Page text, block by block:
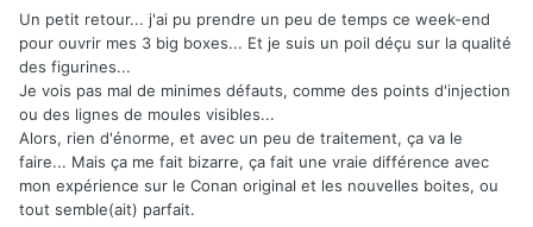
Un petit retour... j'ai pu prendre un peu de temps ce week-end
pour ouvrir mes 3 big boxes... Et je suis un poil déçu sur la qualité
des figurines...
Je vois pas mal de minimes défauts, comme des points d'injection
ou des lignes de moules visibles...
Alors, rien d'énorme, et avec un peu de traitement, ça va le
faire... Mais ça me fait bizarre, ça fait une vraie différence avec
mon expérience sur le Conan original et les nouvelles boites, ou
tout semble(ait) parfait.